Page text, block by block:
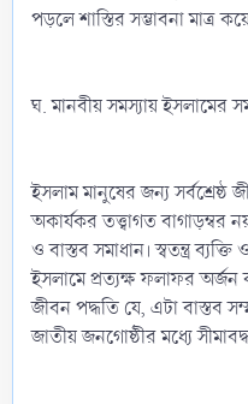
পড়লে শাস্তির সম্ভাবনা মাত্র
ঘ. মানবীয় সমস্যায় ইসলামের
ইসলাম মানুষের জন্য সর্বশ্রেষ্ঠ
অকার্যকর তত্ত্বাগত বাগাড়ম্বর
ও বাস্তব সমাধান। স্বতন্ত্র
ইসলামে প্রত্যক্ষ ফলাফর অর্জন
জীবন পদ্ধতি যে, এটা বাস্তব
জাতীয় জনগোষ্ঠীর মধ্যে